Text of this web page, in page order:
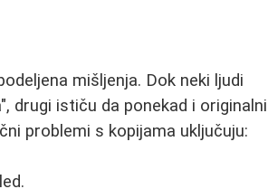
mišljenja. Dok neki ljudi
drugi ističu da ponekad i originalni
problemi s kopijama uključuju: